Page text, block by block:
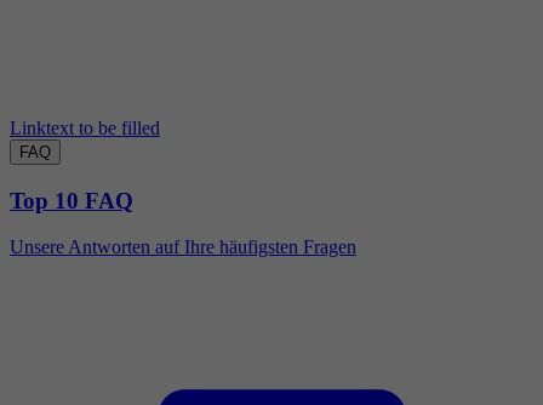
Linktext to be filled
FAQ
Top 10 FAQ
Unsere Antworten auf Ihre häufigsten Fragen